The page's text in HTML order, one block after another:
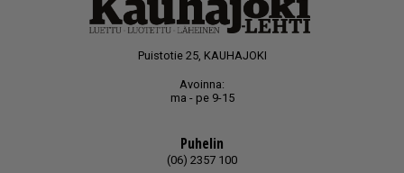
Puistotie 25, KAUHAJOKI
Avoinna:
ma - pe 9-15
Puhelin
(06) 2357 100